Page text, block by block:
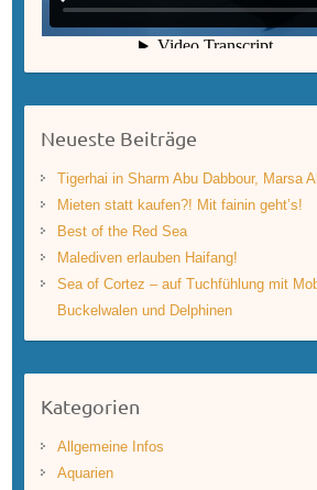
Neueste Beiträge
Tigerhai in Sharm Abu Dabbour, Marsa
Mieten statt kaufen?! Mit fainin geht’s!
Best of the Red Sea
Malediven erlauben Haifang!
Sea of Cortez – auf Tuchfühlung mit
Buckelwalen und Delphinen
Kategorien
Allgemeine Infos
Aquarien